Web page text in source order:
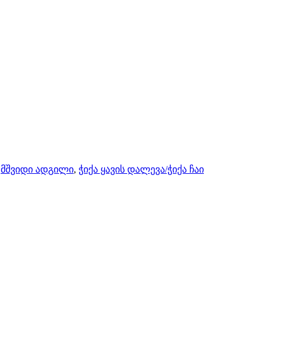
მშვიდი ადგილი, ჭიქა ყავის დალევა/ჭიქა ჩაი